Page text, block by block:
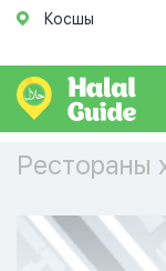
Косшы
Рестораны